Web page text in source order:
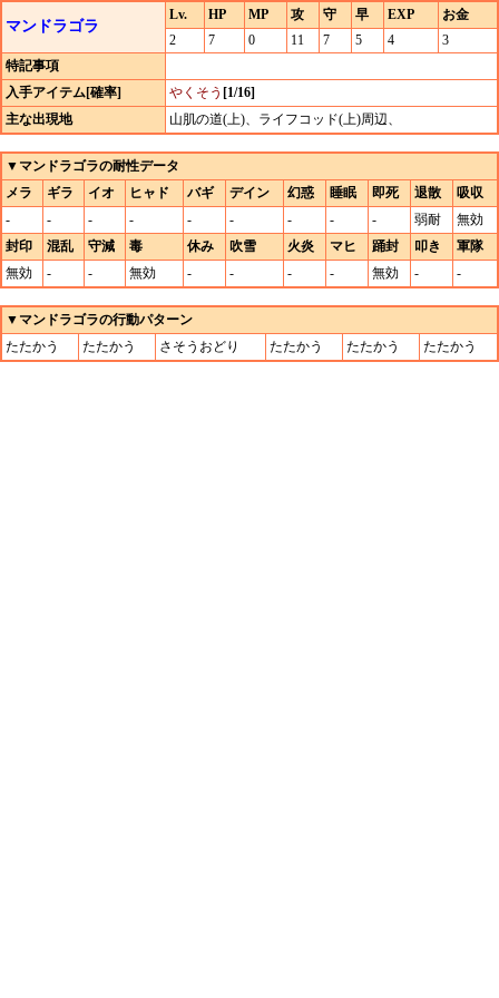
マンドラゴラ
Lv. HP MP 攻 守 早 EXP
お金
2
7 0 11 7 5 4
3
特記事項
入手アイテム[確率]
やくそう [1/16]
主な出現地
山肌の道(上)、ライフコッド(上)周辺、
▼マンドラゴラの耐性データ
メラ
ギラ イオ ヒャド バギ デイン 幻惑 睡眠 即死 退散
吸収
-
- - - - - - - - 弱耐
無効
封印
混乱 守減 毒 休み 吹雪 火炎 マヒ 踊封 叩き
軍隊
無効
- - 無効 - - - - 無効 - -
▼マンドラゴラの行動パターン
たたかう
たたかう さそうおどり たたかう たたかう たたかう